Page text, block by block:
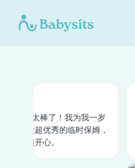
真是太棒了！我为我一岁
到两位超优秀的临时保姆，
玩得超开心。